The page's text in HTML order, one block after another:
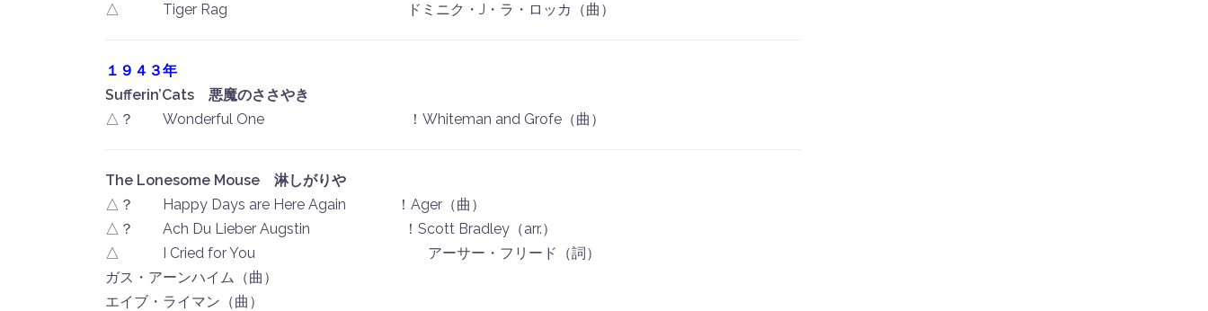
△ Tiger Rag ドミニク・J・ラ・ロッカ（曲）
１９４３年
Sufferin’Cats 悪魔のささやき
△？ Wonderful One ！Whiteman and Grofe（曲）
The Lonesome Mouse 淋しがりや
△？ Happy Days are Here Again ！Ager（曲）
△？ Ach Du Lieber Augstin ！Scott Bradley（arr.）
△ I Cried for You アーサー・フリード（詞）
ガス・アーンハイム（曲）
エイブ・ライマン（曲）